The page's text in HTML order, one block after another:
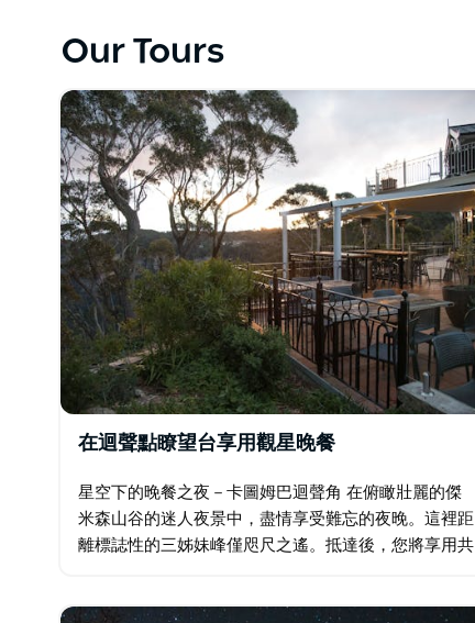
Our Tours
在迴聲點瞭望台享用觀星晚餐
星空下的晚餐之夜－卡圖姆巴迴聲角 在俯瞰壯麗的傑
米森山谷的迷人夜景中，盡情享受難忘的夜晚。這裡距
離標誌性的三姊妹峰僅咫尺之遙。抵達後，您將享用共